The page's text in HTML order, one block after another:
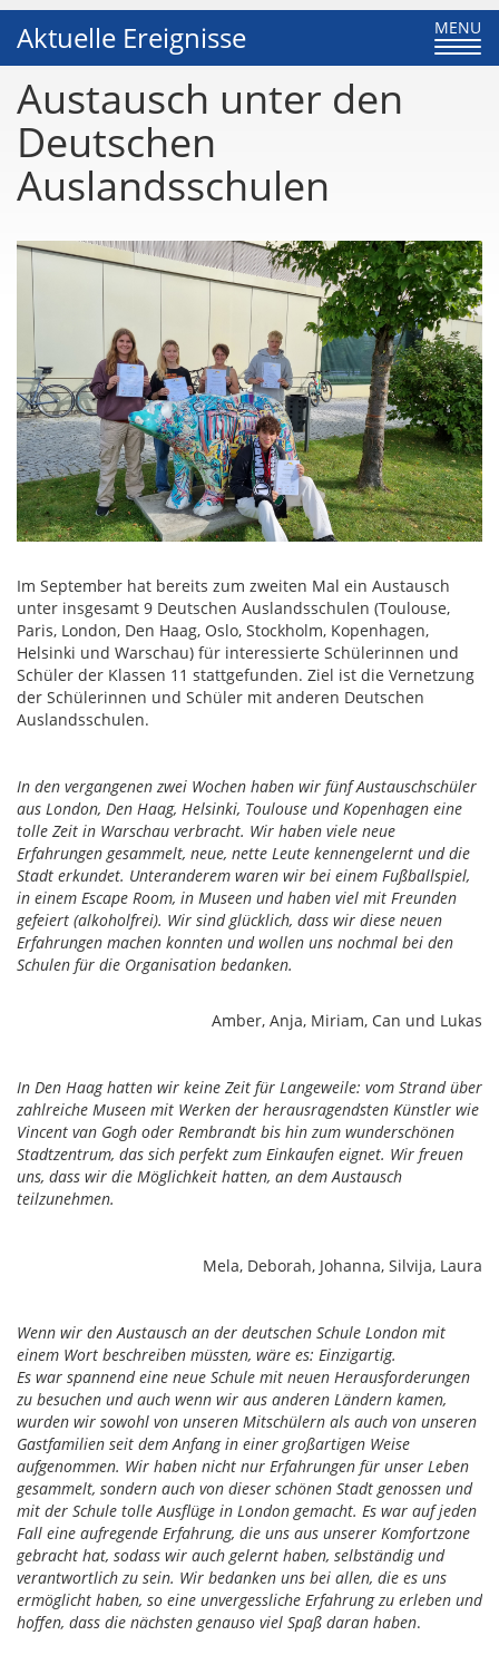
Aktuelle Ereignisse
Toggle
MENU
Austausch unter den
Deutschen
Auslandsschulen
Im September hat bereits zum zweiten Mal ein Austausch
unter insgesamt 9 Deutschen Auslandsschulen (Toulouse,
Paris, London, Den Haag, Oslo, Stockholm, Kopenhagen,
Helsinki und Warschau) für interessierte Schülerinnen und
Schüler der Klassen 11 stattgefunden. Ziel ist die Vernetzung
der Schülerinnen und Schüler mit anderen Deutschen
Auslandsschulen.
In den vergangenen zwei Wochen haben wir fünf Austauschschüler
aus London, Den Haag, Helsinki, Toulouse und Kopenhagen eine
tolle Zeit in Warschau verbracht. Wir haben viele neue
Erfahrungen gesammelt, neue, nette Leute kennengelernt und die
Stadt erkundet. Unteranderem waren wir bei einem Fußballspiel,
in einem Escape Room, in Museen und haben viel mit Freunden
gefeiert (alkoholfrei). Wir sind glücklich, dass wir diese neuen
Erfahrungen machen konnten und wollen uns nochmal bei den
Schulen für die Organisation bedanken.
Amber, Anja, Miriam, Can und Lukas
In Den Haag hatten wir keine Zeit für Langeweile: vom Strand über
zahlreiche Museen mit Werken der herausragendsten Künstler wie
Vincent van Gogh oder Rembrandt bis hin zum wunderschönen
Stadtzentrum, das sich perfekt zum Einkaufen eignet. Wir freuen
uns, dass wir die Möglichkeit hatten, an dem Austausch
teilzunehmen.
Mela, Deborah, Johanna, Silvija, Laura
Wenn wir den Austausch an der deutschen Schule London mit
einem Wort beschreiben müssten, wäre es: Einzigartig.
Es war spannend eine neue Schule mit neuen Herausforderungen
zu besuchen und auch wenn wir aus anderen Ländern kamen,
wurden wir sowohl von unseren Mitschülern als auch von unseren
Gastfamilien seit dem Anfang in einer großartigen Weise
aufgenommen. Wir haben nicht nur Erfahrungen für unser Leben
gesammelt, sondern auch von dieser schönen Stadt genossen und
mit der Schule tolle Ausflüge in London gemacht. Es war auf jeden
Fall eine aufregende Erfahrung, die uns aus unserer Komfortzone
gebracht hat, sodass wir auch gelernt haben, selbständig und
verantwortlich zu sein. Wir bedanken uns bei allen, die es uns
ermöglicht haben, so eine unvergessliche Erfahrung zu erleben und
hoffen, dass die nächsten genauso viel Spaß daran haben.